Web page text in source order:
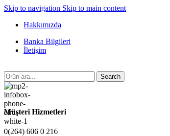
Skip to navigation Skip to main content
Hakkımızda
Banka Bilgileri
İletişim
Search
Müşteri Hizmetleri
0(264) 606 0 216